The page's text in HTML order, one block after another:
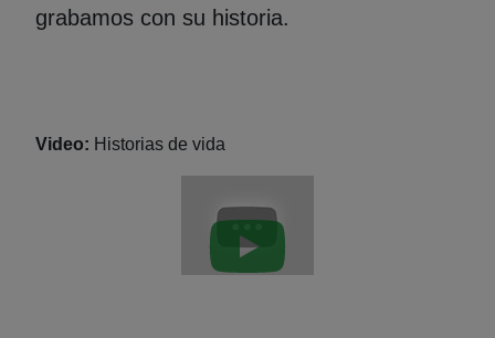
grabamos con su historia.
Video: Historias de vida